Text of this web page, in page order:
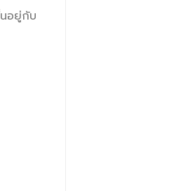
นอยู่กับ